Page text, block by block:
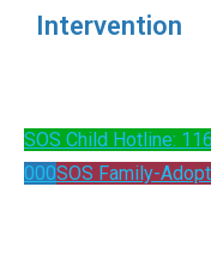
Intervention
SOS Child Hotline:
000SOS Family-